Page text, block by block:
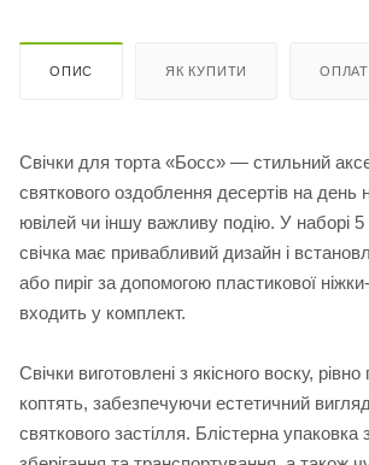
ОПИС ЯК КУПИТИ
Свічки для торта «Босс» — стильний
святкового оздоблення десертів на день
ювілей чи іншу важливу подію. У наборі
свічка має привабливий дизайн і
або пиріг за допомогою пластикової
входить у комплект.
Свічки виготовлені з якісного воску, рівно
коптять, забезпечуючи естетичний
святкового застілля. Блістерна упаковка